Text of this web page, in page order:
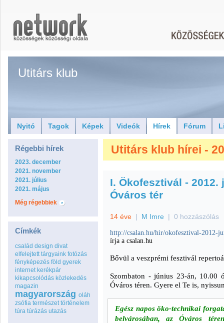
Utitárs klub
Nyitó Tagok Képek Videók Hírek Fórum
Régebbi hírek
2023. december
2021. november
2021. július
2021. május
Még régebbiek
Címkék
család design divat
elfelejtett tárgyaink fotózás
fényképezés föld gyerek
internet kerékpár
kikapcsolódás közlekedés
magazin
magyarország oláh
zsófia természet történelem
túra túrázás utazás
Utitárs klub hírei -
I. Ökofesztivál - 2012.
Óváros tér
14 éve | M Imre | 0 hozzászólás
http://csalan.hu/hir/okofesztival-2012-
írja a csalan.hu
Bővül a veszprémi fesztivál
Szombaton - június 23-án,
Óváros téren. Gyere el Te is,
Egész napos öko-technikai
belvárosában, az Óváros